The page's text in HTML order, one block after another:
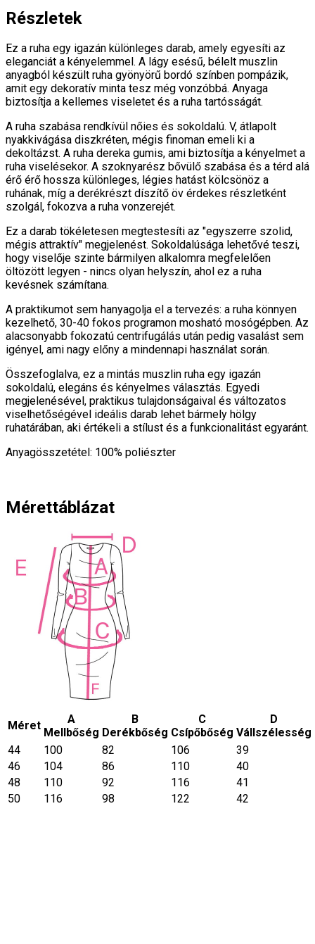
Részletek
Ez a ruha egy igazán különleges darab, amely egyesíti az
eleganciát a kényelemmel. A lágy esésű, bélelt muszlin
anyagból készült ruha gyönyörű bordó színben pompázik,
amit egy dekoratív minta tesz még vonzóbbá. Anyaga
biztosítja a kellemes viseletet és a ruha tartósságát.
A ruha szabása rendkívül nőies és sokoldalú. V, átlapolt
nyakkivágása diszkréten, mégis finoman emeli ki a
dekoltázst. A ruha dereka gumis, ami biztosítja a kényelmet a
ruha viselésekor. A szoknyarész bővülő szabása és a térd alá
érő érő hossza különleges, légies hatást kölcsönöz a
ruhának, míg a derékrészt díszítő öv érdekes részletként
szolgál, fokozva a ruha vonzerejét.
Ez a darab tökéletesen megtestesíti az "egyszerre szolid,
mégis attraktív" megjelenést. Sokoldalúsága lehetővé teszi,
hogy viselője szinte bármilyen alkalomra megfelelően
öltözött legyen - nincs olyan helyszín, ahol ez a ruha
kevésnek számítana.
A praktikumot sem hanyagolja el a tervezés: a ruha könnyen
kezelhető, 30-40 fokos programon mosható mosógépben. Az
alacsonyabb fokozatú centrifugálás után pedig vasalást sem
igényel, ami nagy előny a mindennapi használat során.
Összefoglalva, ez a mintás muszlin ruha egy igazán
sokoldalú, elegáns és kényelmes választás. Egyedi
megjelenésével, praktikus tulajdonságaival és változatos
viselhetőségével ideális darab lehet bármely hölgy
ruhatárában, aki értékeli a stílust és a funkcionalitást egyaránt.
Anyagösszetétel: 100% poliészter
Mérettáblázat
Méret
A
Mellbőség
B
Derékbőség
C
Csípőbőség
D
Vállszélesség
44
100 82 106 39
46
104 86 110 40
48
110 92 116 41
50
116 98 122 42